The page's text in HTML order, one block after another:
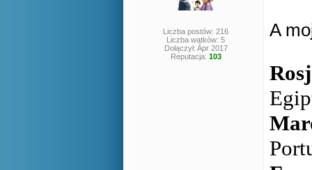
Liczba postów: 216
Liczba wątków: 5
Dołączył: Apr 2017
Reputacja: 103
A